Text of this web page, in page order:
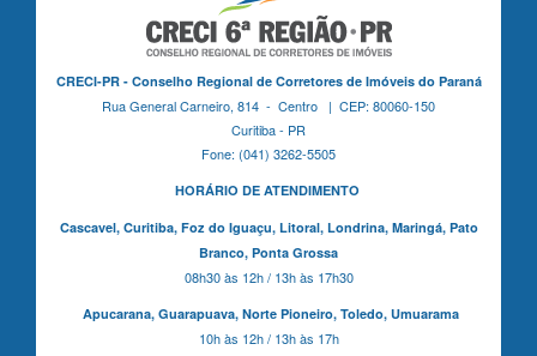
CRECI-PR - Conselho Regional de Corretores de Imóveis do Paraná
Rua General Carneiro, 814 - Centro | CEP: 80060-150
Curitiba - PR
Fone: (041) 3262-5505
HORÁRIO DE ATENDIMENTO
Cascavel, Curitiba,Foz do Iguaçu, Litoral, Londrina, Maringá, Pato
Branco, Ponta Grossa
08h30 às 12h / 13h às 17h30
Apucarana, Guarapuava, Norte Pioneiro, Toledo, Umuarama
10h às 12h / 13h às 17h